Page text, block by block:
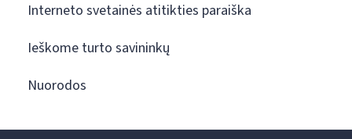
Interneto svetainės atitikties paraiška
Ieškome turto savininkų
Nuorodos